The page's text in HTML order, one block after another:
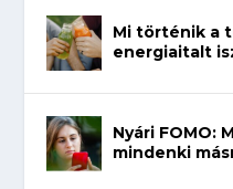
Mi történik a
energiaitalt
Nyári FOMO:
mindenki